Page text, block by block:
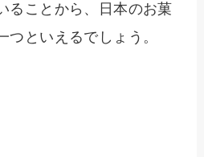
ることから、日本のお菓
といえるでしょう。